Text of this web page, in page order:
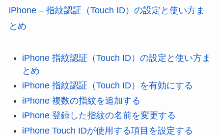
iPhone – 指紋認証（Touch ID）の設定と使い方ま
とめ
iPhone 指紋認証（Touch ID）の設定と使い方ま
とめ
iPhone 指紋認証（Touch ID）を有効にする
iPhone 複数の指紋を追加する
iPhone 登録した指紋の名前を変更する
iPhone Touch IDが使用する項目を設定する